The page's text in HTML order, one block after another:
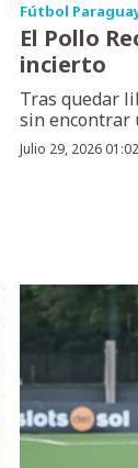
Fútbol
El Pollo
incierto
Tras quedar
sin encontrar
Julio 29, 2026